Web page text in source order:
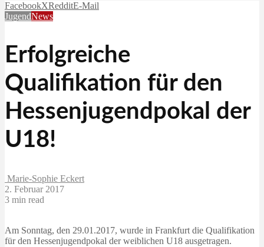
FacebookXRedditE-Mail
JugendNews
Erfolgreiche
Qualifikation für den
Hessenjugendpokal der
U18!
Marie-Sophie Eckert
2. Februar 2017
3 min read
Am Sonntag, den 29.01.2017, wurde in Frankfurt die Qualifikation
für den Hessenjugendpokal der weiblichen U18 ausgetragen.